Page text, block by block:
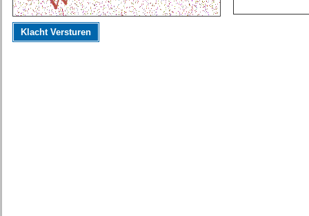
Klacht Versturen